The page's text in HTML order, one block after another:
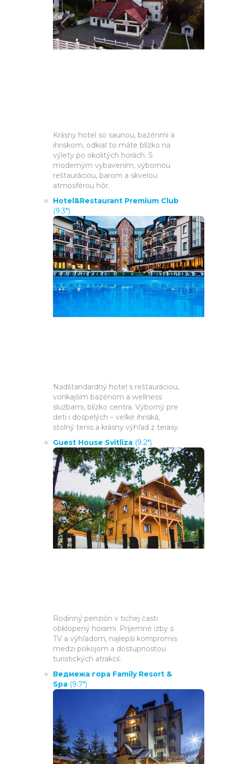
Krásny hotel so saunou, bazénmi a
ihriskom, odkiaľ to máte blízko na
výlety po okolitých horách. S
moderným vybavením, výbornou
reštauráciou, barom a skvelou
atmosférou hôr.
Hotel&Restaurant Premium Club
(9.3*)
Nadštandardný hotel s reštauráciou,
vonkajším bazénom a wellness
službami, blízko centra. Výborný pre
deti i dospelých – veľké ihriská,
stolný tenis a krásny výhľad z terasy.
Guest House Svitliza (9.2*)
Rodinný penzión v tichej časti
obklopený horami. Príjemné izby s
TV a výhľadom, najlepší kompromis
medzi pokojom a dostupnosťou
turistických atrakcií.
Ведмежа гора Family Resort &
Spa (9.7*)